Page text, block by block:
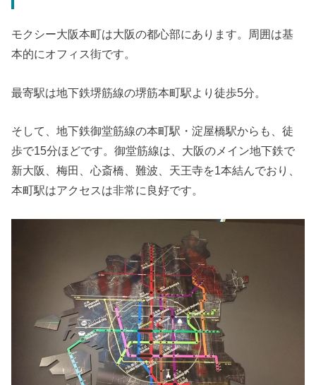
モクシー大阪本町は大阪の都心部にあります。周囲は基
本的にオフィス街です。
最寄駅は地下鉄堺筋線の堺筋本町駅より徒歩5分。
そして、地下鉄御堂筋線の本町駅・淀屋橋駅からも、徒
歩で15分ほどです。御堂筋線は、大阪のメイン地下鉄で
新大阪、梅田、心斎橋、難波、天王寺を1本結んでおり、
本町駅はアクセスは非常に良好です。